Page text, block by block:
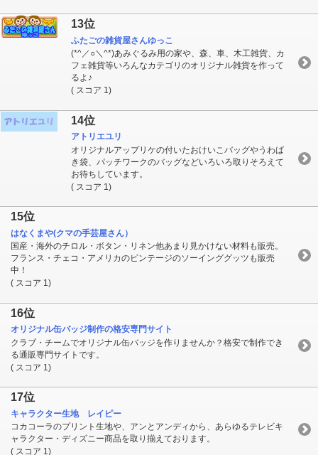
13位
ふたごの雑貨屋さんゆっこ
(*^／○＼^*)あみぐるみ用の家や、森、車、木工雑貨、カ
フェ雑貨等いろんなカテゴリのオリジナル雑貨を作って
るよ♪
( スコア 1)
14位
アトリエユリ
オリジナルアップリケの付いたおけいこバッグやうわば
き袋、パッチワークのバッグなどいろいろ取りそろえて
お待ちしています。
( スコア 1)
15位
はなくまや(クマの手芸屋さん）
国産・海外のチロル・ボタン・リネン他あまり見かけない材料も販売。
フランス・チェコ・アメリカのビンテージのソーインググッツも販売
中！
( スコア 1)
16位
オリジナル缶バッジ制作の格安専門サイト
クラブ・チームでオリジナル缶バッジを作りませんか？格安で制作でき
る通販専門サイトです。
( スコア 1)
17位
キャラクター生地 レイピー
コカコーラのプリント生地や、アンとアンディから、あらゆるテレビキ
ャラクター・ディズニー商品を取り揃えております。
( スコア 1)